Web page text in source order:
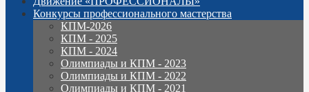
Конкурсы профессионального мастерства
КПМ-2026
КПМ - 2025
КПМ - 2024
Олимпиады и КПМ - 2023
Олимпиады и КПМ - 2022
Олимпиады и КПМ - 2021